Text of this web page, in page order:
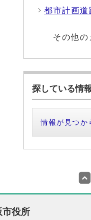
都市計画道
その他の
探している情
情報が見つか
市役所